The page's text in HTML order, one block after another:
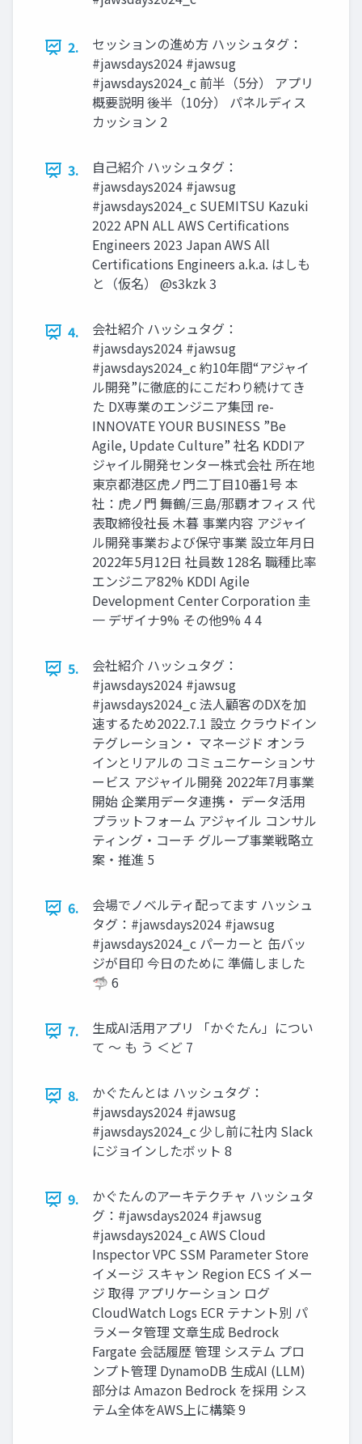
2.
セッションの進め方 ハッシュタグ：
#jawsdays2024 #jawsug
#jawsdays2024_c 前半（5分） アプリ
概要説明 後半（10分） パネルディス
カッション 2
3.
自己紹介 ハッシュタグ：
#jawsdays2024 #jawsug
#jawsdays2024_c SUEMITSU Kazuki
2022 APN ALL AWS Certifications
Engineers 2023 Japan AWS All
Certifications Engineers a.k.a. はしも
と（仮名） @s3kzk 3
4.
会社紹介 ハッシュタグ：
#jawsdays2024 #jawsug
#jawsdays2024_c 約10年間“アジャイ
ル開発”に徹底的にこだわり続けてき
た DX専業のエンジニア集団 re-
INNOVATE YOUR BUSINESS ”Be
Agile, Update Culture” 社名 KDDIア
ジャイル開発センター株式会社 所在地
東京都港区虎ノ門二丁目10番1号 本
社：虎ノ門 舞鶴/三島/那覇オフィス 代
表取締役社長 木暮 事業内容 アジャイ
ル開発事業および保守事業 設立年月日
2022年5月12日 社員数 128名 職種比率
エンジニア82% KDDI Agile
Development Center Corporation 圭
一 デザイナ9% その他9% 4 4
5.
会社紹介 ハッシュタグ：
#jawsdays2024 #jawsug
#jawsdays2024_c 法人顧客のDXを加
速するため2022.7.1 設立 クラウドイン
テグレーション・ マネージド オンラ
インとリアルの コミュニケーションサ
ービス アジャイル開発 2022年7月事業
開始 企業⽤データ連携・ データ活⽤
プラットフォーム アジャイル コンサル
ティング・コーチ グループ事業戦略⽴
案・推進 5
6.
会場でノベルティ配ってます ハッシュ
タグ：#jawsdays2024 #jawsug
#jawsdays2024_c パーカーと 缶バッ
ジが目印 今日のために 準備しました
🦈 6
7.
生成AI活用アプリ 「かぐたん」につい
て 〜 も う ＜ど 7
8.
かぐたんとは ハッシュタグ：
#jawsdays2024 #jawsug
#jawsdays2024_c 少し前に社内 Slack
にジョインしたボット 8
9.
かぐたんのアーキテクチャ ハッシュタ
グ：#jawsdays2024 #jawsug
#jawsdays2024_c AWS Cloud
Inspector VPC SSM Parameter Store
イメージ スキャン Region ECS イメー
ジ 取得 アプリケーション ログ
CloudWatch Logs ECR テナント別 パ
ラメータ管理 文章生成 Bedrock
Fargate 会話履歴 管理 システム プロ
ンプト管理 DynamoDB 生成AI (LLM)
部分は Amazon Bedrock を採用 シス
テム全体をAWS上に構築 9